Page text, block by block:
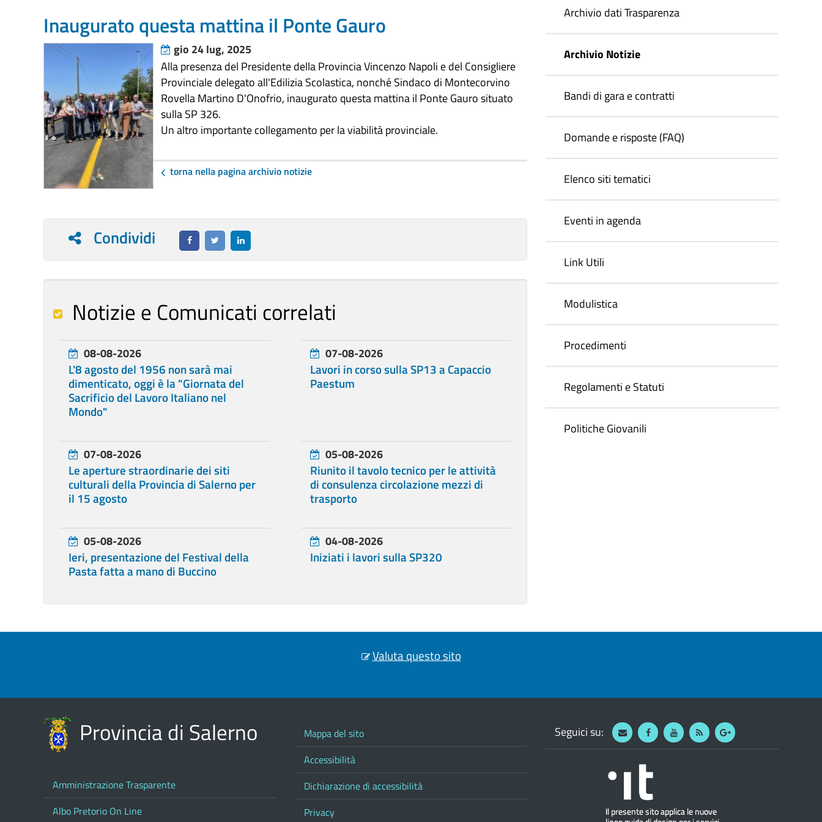
Inaugurato questa mattina il Ponte Gauro
gio 24 lug, 2025
Alla presenza del Presidente della Provincia Vincenzo Napoli e del Consigliere
Provinciale delegato all'Edilizia Scolastica, nonché Sindaco di Montecorvino
Rovella Martino D'Onofrio, inaugurato questa mattina il Ponte Gauro situato
sulla SP 326.
Un altro importante collegamento per la viabilità provinciale.
torna nella pagina archivio notizie
Condividi
Notizie e Comunicati correlati
08-08-2026
L'8 agosto del 1956 non sarà mai
dimenticato, oggi è la "Giornata del
Sacrificio del Lavoro Italiano nel
Mondo"
07-08-2026
Lavori in corso sulla SP13 a Capaccio
Paestum
07-08-2026
Le aperture straordinarie dei siti
culturali della Provincia di Salerno per
il 15 agosto
05-08-2026
Riunito il tavolo tecnico per le attività
di consulenza circolazione mezzi di
trasporto
05-08-2026
Ieri, presentazione del Festival della
Pasta fatta a mano di Buccino
04-08-2026
Iniziati i lavori sulla SP320
Archivio dati Trasparenza
Archivio Notizie
Bandi di gara e contratti
Domande e risposte (FAQ)
Elenco siti tematici
Eventi in agenda
Link Utili
Modulistica
Procedimenti
Regolamenti e Statuti
Politiche Giovanili
Valuta questo sito
Provincia di Salerno
Amministrazione Trasparente
Albo Pretorio On Line
Mappa del sito
Accessibilità
Dichiarazione di accessibilità
Privacy
Seguici su: WebmailFacebookYoutube
RSS Google